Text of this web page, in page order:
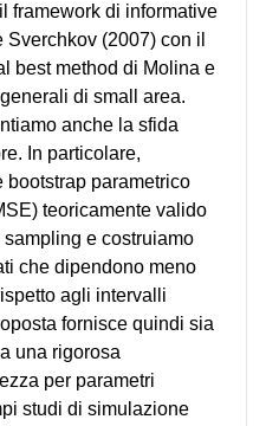
framework di informative
(2007) con il
best method di Molina e
di small area.
anche la sfida
In particolare,
bootstrap parametrico
teoricamente valido
e costruiamo
che dipendono meno
agli intervalli
fornisce quindi sia
una rigorosa
per parametri
studi di simulazione